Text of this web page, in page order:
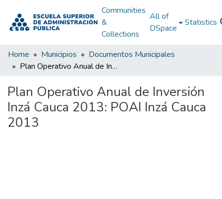
Communities
&
Collections
All of
DSpace
Statistics
Home Municipios
Documentos Municipales
Plan Operativo Anual de Inversión Inzá Cauca 2013: POAI Inzá Cauca 2013
Plan Operativo Anual de Inversión
Inzá Cauca 2013: POAI Inzá Cauca
2013